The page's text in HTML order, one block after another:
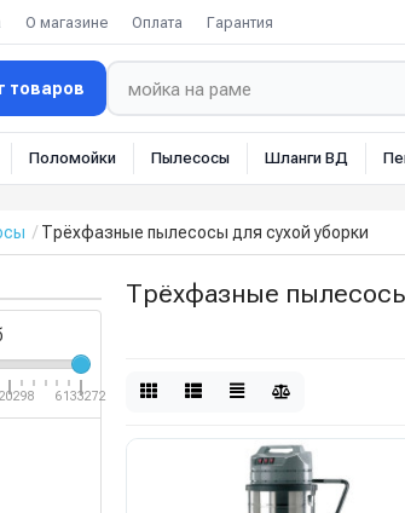
О магазине Оплата Гарантия
товаров
Поломойки Пылесосы Шланги ВД
Трёхфазные пылесосы для сухой уборки
6133272
Трёхфазные